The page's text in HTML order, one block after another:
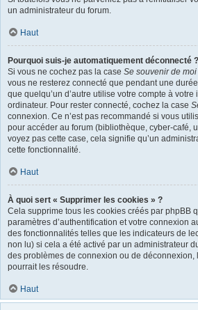
un administrateur du forum.
Haut
Pourquoi suis-je automatiquement déconnecté ?
Si vous ne cochez pas la case Se souvenir de moi
vous ne resterez connecté que pendant une
que quelqu’un d’autre utilise votre compte à
ordinateur. Pour rester connecté, cochez la case
connexion. Ce n’est pas recommandé si vous
pour accéder au forum (bibliothèque, cyber-café,
voyez pas cette case, cela signifie qu’un
cette fonctionnalité.
Haut
À quoi sert « Supprimer les cookies » ?
Cela supprime tous les cookies créés par phpBB
paramètres d’authentification et votre connexion
des fonctionnalités telles que les indicateurs de
non lu) si cela a été activé par un administrateur
des problèmes de connexion ou de
pourrait les résoudre.
Haut